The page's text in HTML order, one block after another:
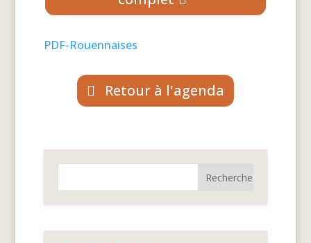
PDF-Rouennaises
Retour à l'agenda